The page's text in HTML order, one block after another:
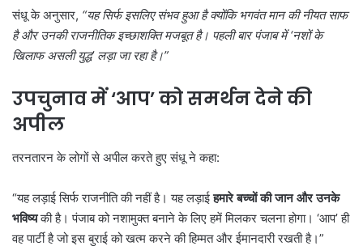
संधू के अनुसार, “यह सिर्फ इसलिए संभव हुआ है क्योंकि भगवंत मान की नीयत साफ
है और उनकी राजनीतिक इच्छाशक्ति मजबूत है। पहली बार पंजाब में ‘नशों के
खिलाफ असली युद्ध’ लड़ा जा रहा है।”
उपचुनाव में ‘आप’को समर्थन देने की
अपील
तरनतारन के लोगों से अपील करते हुए संधू ने कहा:
“यह लड़ाई सिर्फ राजनीति की नहीं है। यह लड़ाईहमारे बच्चों की जान और उनके
भविष्यकी है। पंजाब को नशामुक्त बनाने के लिए हमें मिलकर चलना होगा। ‘आप’ ही
वह पार्टी है जो इस बुराई को खत्म करने की हिम्मत और ईमानदारी रखती है।”